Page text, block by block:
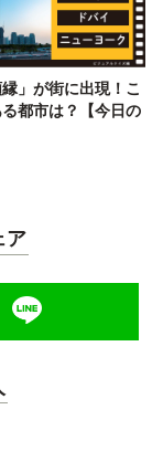
」が街に出現！こ
都市は？【今日の
ア